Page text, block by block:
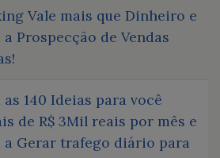
Vale mais que Dinheiro e
Prospecção de Vendas
140 Ideias para você
de R$ 3Mil reais por mês e
a Gerar trafego diário para